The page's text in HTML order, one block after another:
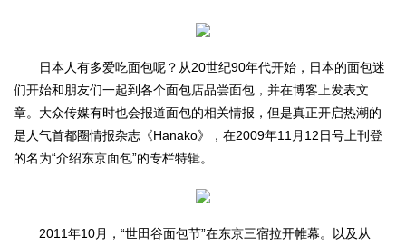
日本人有多爱吃面包呢？从20世纪90年代开始，日本的面包迷
们开始和朋友们一起到各个面包店品尝面包，并在博客上发表文
章。大众传媒有时也会报道面包的相关情报，但是真正开启热潮的
是人气首都圈情报杂志《Hanako》，在2009年11月12日号上刊登
的名为“介绍东京面包”的专栏特辑。
2011年10月，“世田谷面包节”在东京三宿拉开帷幕。以及从